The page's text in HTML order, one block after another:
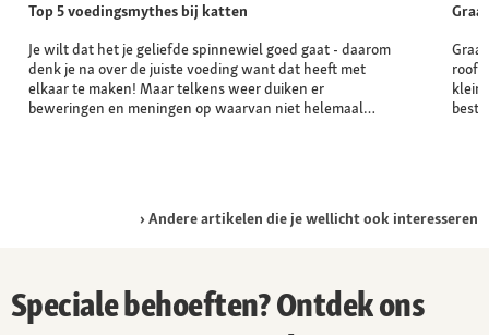
Top 5 voedingsmythes bij katten
Je wilt dat het je geliefde spinnewiel goed gaat - daarom
denk je na over de juiste voeding want dat heeft met
elkaar te maken! Maar telkens weer duiken er
beweringen en meningen op waarvan niet helemaal…
Andere artikelen die je wellicht ook interesseren
Speciale behoeften? Ontdek ons